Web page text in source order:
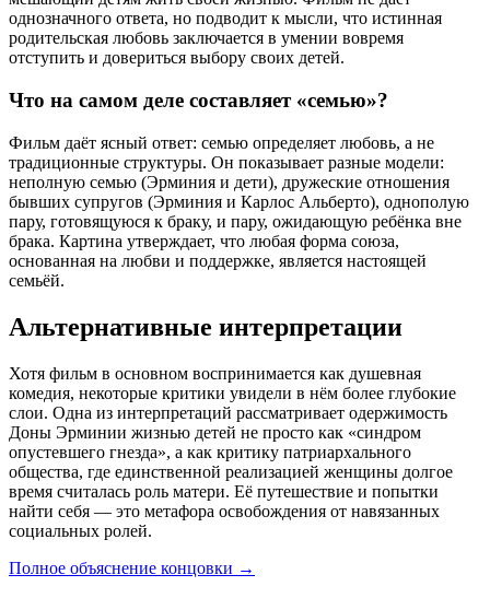
однозначного ответа, но подводит к мысли, что истинная
родительская любовь заключается в умении вовремя
отступить и довериться выбору своих детей.
Что на самом деле составляет «семью»?
Фильм даёт ясный ответ: семью определяет любовь, а не
традиционные структуры. Он показывает разные модели:
неполную семью (Эрминия и дети), дружеские отношения
бывших супругов (Эрминия и Карлос Альберто), однополую
пару, готовящуюся к браку, и пару, ожидающую ребёнка вне
брака. Картина утверждает, что любая форма союза,
основанная на любви и поддержке, является настоящей
семьёй.
Альтернативные интерпретации
Хотя фильм в основном воспринимается как душевная
комедия, некоторые критики увидели в нём более глубокие
слои. Одна из интерпретаций рассматривает одержимость
Доны Эрминии жизнью детей не просто как «синдром
опустевшего гнезда», а как критику патриархального
общества, где единственной реализацией женщины долгое
время считалась роль матери. Её путешествие и попытки
найти себя — это метафора освобождения от навязанных
социальных ролей.
Полное объяснение концовки →